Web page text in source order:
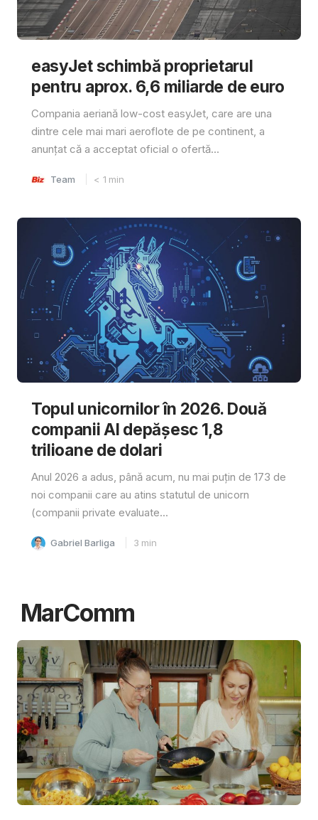
easyJet schimbă proprietarul
pentru aprox. 6,6 miliarde de euro
Compania aeriană low-cost easyJet, care are una
dintre cele mai mari aeroflote de pe continent, a
anunțat că a acceptat oficial o ofertă...
Team < 1 min
Topul unicornilor în 2026. Două
companii AI depășesc 1,8
trilioane de dolari
Anul 2026 a adus, până acum, nu mai puțin de 173 de
noi companii care au atins statutul de unicorn
(companii private evaluate...
Gabriel Barliga 3 min
MarComm